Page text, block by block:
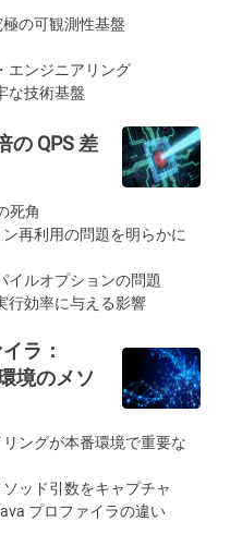
の可観測性基盤
エンジニアリング
な技術基盤
の QPS 差
死角
再利用の問題を明らかに
イルオプションの問題
行効率に与える影響
ラ：
境のメソ
ングが本番環境で重要な
ッド引数をキャプチャ
プロファイラの違い